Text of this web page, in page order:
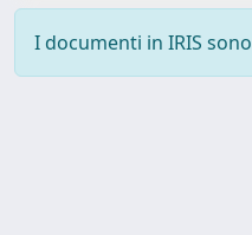
I documenti in IRIS